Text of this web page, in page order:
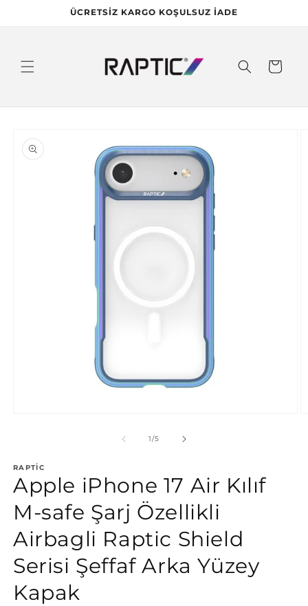
ÜCRETSİZ KARGO KOŞULSUZ İADE
Sepet
bilgisine
atla
1//5
RAPTIC
Apple iPhone 17 Air Kılıf
M-safe Şarj Özellikli
Airbagli Raptic Shield
Serisi Şeffaf Arka Yüzey
Kapak